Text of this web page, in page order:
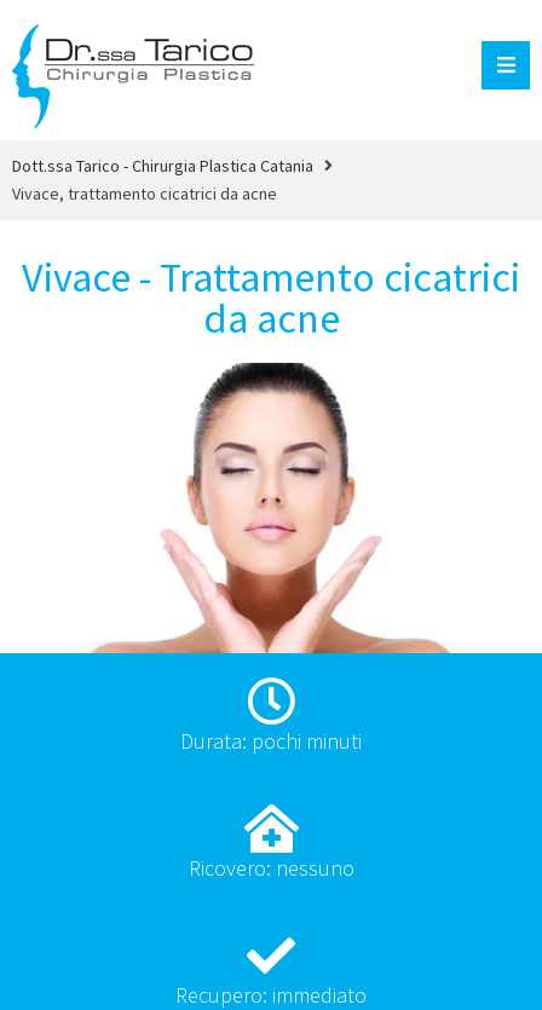
Dott.ssa Tarico - Chirurgia Plastica Catania
Vivace, trattamento cicatrici da acne
Vivace - Trattamento cicatrici
da acne
Durata: pochi minuti
Ricovero: nessuno
Recupero: immediato